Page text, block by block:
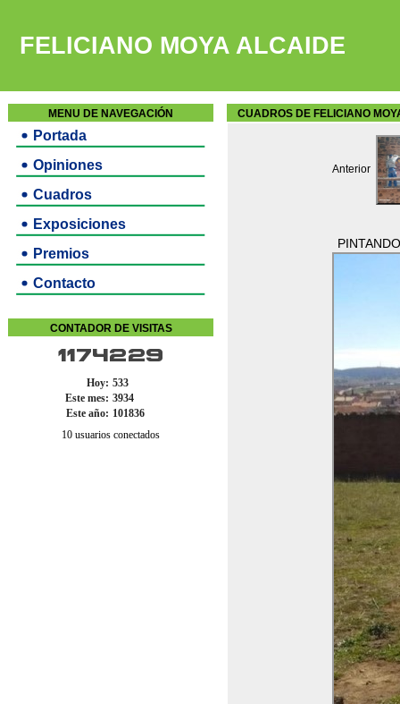
FELICIANO MOYA ALCAIDE
MENU DE NAVEGACIÓN
Portada
Opiniones
Cuadros
Exposiciones
Premios
Contacto
CONTADOR DE VISITAS
1174229
Hoy: 533
Este mes: 3934
Este año: 101836
10 usuarios conectados
CUADROS DE FELICIANO
Anterior